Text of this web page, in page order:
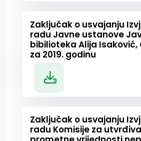
Zaključak o usvajanju
radu Javne ustanove
bibilioteka Alija
za 2019. godinu
Zaključak o usvajanju
radu Komisije za